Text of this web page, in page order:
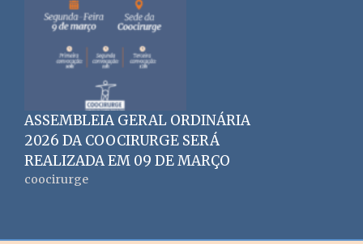
ASSEMBLEIA GERAL ORDINÁRIA
2026 DA COOCIRURGE SERÁ
REALIZADA EM 09 DE MARÇO
coocirurge